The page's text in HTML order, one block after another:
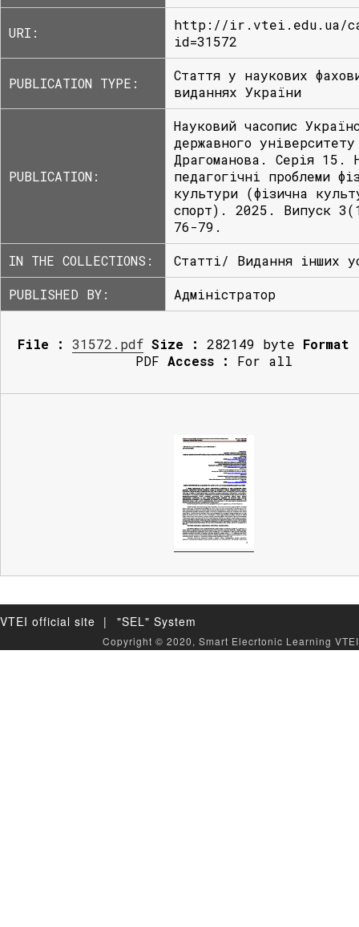
URI:
http://ir.vtei.edu.ua/
id=31572
PUBLICATION TYPE:
Стаття у наукових
виданнях України
PUBLICATION:
Науковий часопис
державного
Драгоманова. Серія 15.
педагогічні проблеми
культури (фізична
спорт). 2025. Випуск
76-79.
IN THE COLLECTIONS:
Статті/ Видання інших
PUBLISHED BY:
Адміністратор
File : 31572.pdf Size : 282149 byte Format
PDF Access : For all
VTEI official site | "SEL" System
Copyright © 2020, Smart Elecrtonic Learning VTEI